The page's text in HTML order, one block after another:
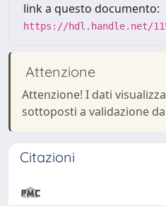
link a questo documento:
https://hdl.handle.net/
Attenzione
Attenzione! I dati
sottoposti a validazione
Citazioni